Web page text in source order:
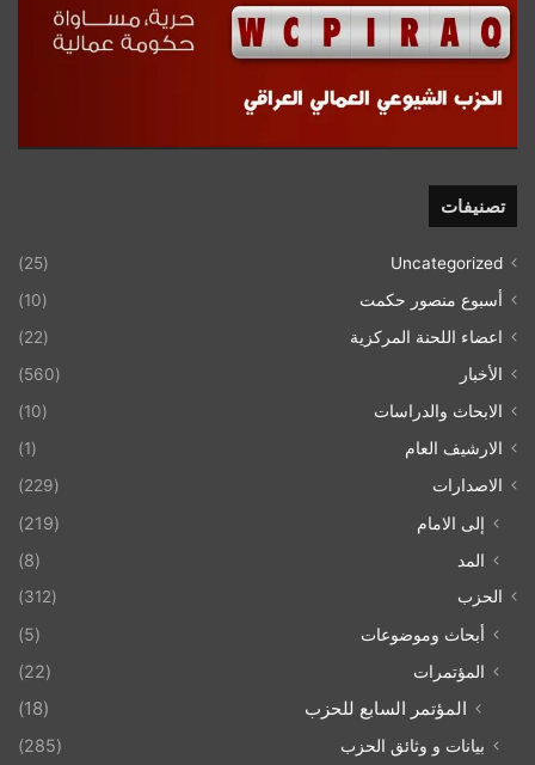
تصنيفات
Uncategorized
(25)
أسبوع منصور حكمت
(10)
اعضاء اللحنة المركزية
(22)
الأخبار
(560)
الابحاث والدراسات
(10)
الارشيف العام
(1)
الاصدارات
(229)
إلى الامام
(219)
المد
(8)
الحزب (312)
أبحاث وموضوعات
(5)
المؤتمرات
(22)
المؤتمر السابع للحزب (18)
بيانات و وثائق الحزب (285)